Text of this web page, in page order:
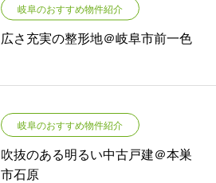
岐阜のおすすめ物件紹介
広さ充実の整形地＠岐阜市前一色
岐阜のおすすめ物件紹介
吹抜のある明るい中古戸建＠本巣
市石原